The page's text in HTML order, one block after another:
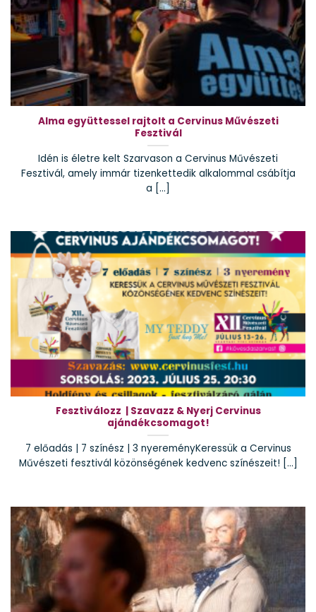
Alma együttessel rajtolt a Cervinus Művészeti
Fesztivál
Idén is életre kelt Szarvason a Cervinus Művészeti
Fesztivál, amely immár tizenkettedik alkalommal csábítja
a [...]
Fesztiválozz | Szavazz & Nyerj Cervinus
ajándékcsomagot!
7 előadás | 7 színész | 3 nyereményKeressük a Cervinus
Művészeti fesztivál közönségének kedvenc színészeit! [...]